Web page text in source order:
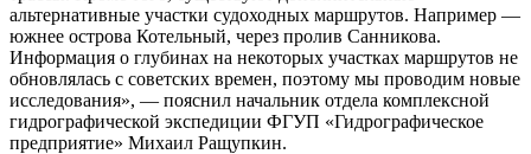
альтернативные участки судоходных маршрутов. Например —
южнее острова Котельный, через пролив Санникова.
Информация о глубинах на некоторых участках маршрутов не
обновлялась с советских времен, поэтому мы проводим новые
исследования», — пояснил начальник отдела комплексной
гидрографической экспедиции ФГУП «Гидрографическое
предприятие» Михаил Ращупкин.